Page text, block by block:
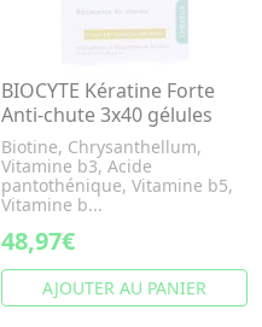
BIOCYTE Kératine Forte
Anti-chute 3x40 gélules
Biotine, Chrysanthellum,
Vitamine b3, Acide
pantothénique, Vitamine b5,
Vitamine b...
48,97€
AJOUTER AU PANIER